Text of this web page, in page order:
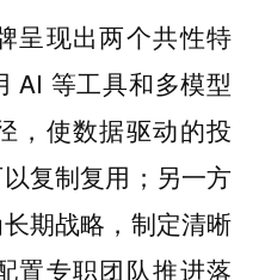
呈现出两个共性特
AI 等工具和多模型
，使数据驱动的投
复制复用；另一方
期战略，制定清晰
置专职团队推进落